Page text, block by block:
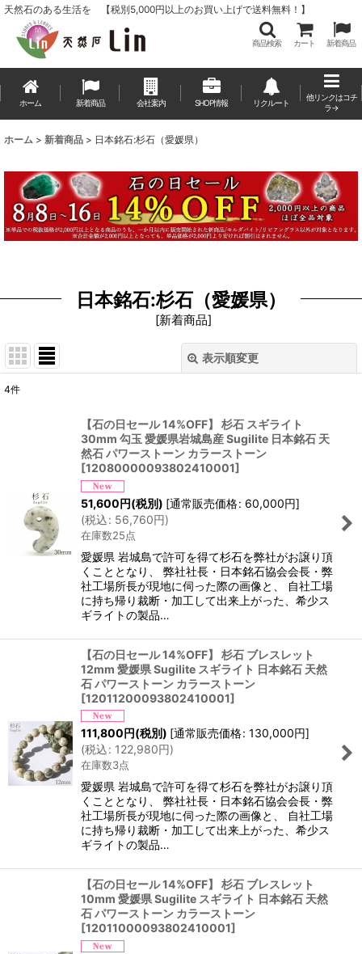
天然石のある生活を 【税別5,000円以上のお買い上げで送料無料！】
商品検索 カート 新着商品
ホーム 新着商品 会社案内 SHOP情報 リクルート
他リンクはコチ
ラ→
ホーム > 新着商品 > 日本銘石:杉石（愛媛県）
日本銘石:杉石（愛媛県）
[新着商品]
表示順変更
4件
【石の日セール 14%OFF】 杉石 スギライト
30mm 勾玉 愛媛県岩城島産 Sugilite 日本銘石 天
然石 パワーストーン カラーストーン
[12080000093802410001]
51,600円(税別) [通常販売価格: 60,000円]
(税込: 56,760円)
在庫数25点
愛媛県 岩城島で許可を得て杉石を弊社がお譲り頂
くこととなり、 弊社社長・日本銘石協会会長・弊
社工場所長が現地に伺った際の画像と、 自社工場
に持ち帰り裁断・加工して出来上がった、希少ス
ギライトの製品…
【石の日セール 14%OFF】 杉石 ブレスレット
12mm 愛媛県 Sugilite スギライト 日本銘石 天然
石 パワーストーン カラーストーン
[12011200093802410001]
111,800円(税別) [通常販売価格: 130,000円]
(税込: 122,980円)
在庫数3点
愛媛県 岩城島で許可を得て杉石を弊社がお譲り頂
くこととなり、 弊社社長・日本銘石協会会長・弊
社工場所長が現地に伺った際の画像と、 自社工場
に持ち帰り裁断・加工して出来上がった、希少ス
ギライトの製品…
【石の日セール 14%OFF】 杉石 ブレスレット
10mm 愛媛県 Sugilite スギライト 日本銘石 天然
石 パワーストーン カラーストーン
[12011000093802410001]